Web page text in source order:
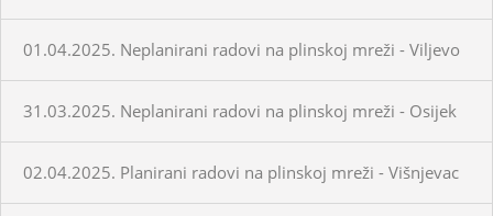
01.04.2025. Neplanirani radovi na plinskoj mreži - Viljevo
31.03.2025. Neplanirani radovi na plinskoj mreži - Osijek
02.04.2025. Planirani radovi na plinskoj mreži - Višnjevac